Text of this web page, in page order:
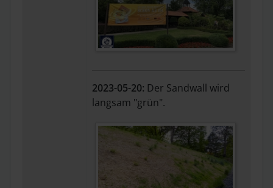
2023-05-20: Der Sandwall wird
langsam "grün".